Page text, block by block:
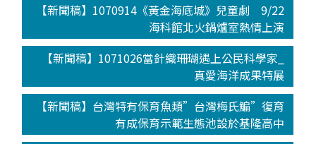
【新聞稿】1070914《黃金海底城》兒童劇 9/22
海科館北火鍋爐室熱情上演
【新聞稿】1071026當針織珊瑚遇上公民科學家_
真愛海洋成果特展
【新聞稿】台灣特有保育魚類”台灣梅氏鯿”復育
有成保育示範生態池設於基隆高中